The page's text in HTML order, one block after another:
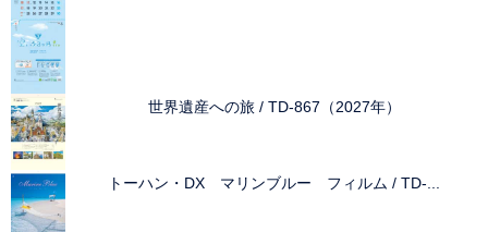
世界遺産への旅 / TD-867（2027年）
トーハン・DX マリンブルー フィルム / TD-...